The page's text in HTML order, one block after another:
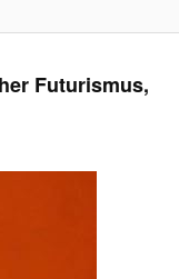
Futurismus,